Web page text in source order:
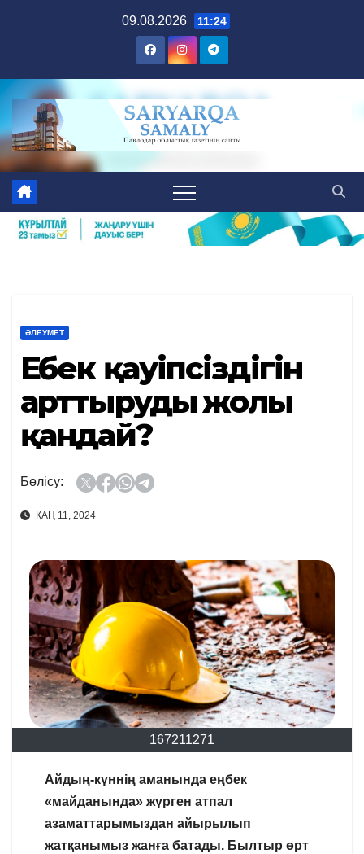
09.08.2026 11:24
ӘЛЕУМЕТ
Еңбек қауіпсіздігін
арттырудың жолы
қандай?
Бөлісу:
ҚАҢ 11, 2024
167211271
Айдың-күннің аманында еңбек
«майданында» жүрген атпал
азаматтарымыздан айырылып
жатқанымыз жанға батады. Былтыр өрт